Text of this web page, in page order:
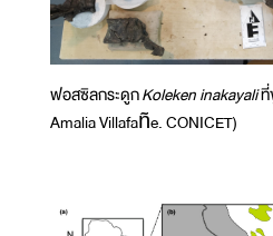
ฟอสซิลกระดูกKoleken inakayali
Amalia Villafañe. CONICET)